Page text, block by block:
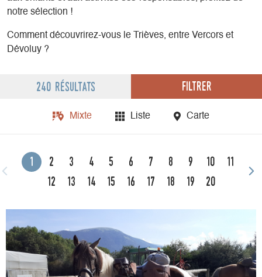
notre sélection !
Comment découvrirez-vous le Trièves, entre Vercors et
Dévoluy ?
240 résultats Filtrer
Mixte Liste Carte
1 2 3 4 5 6 7 8 9 10
11
12
13 14 15 16 17 18 19 20